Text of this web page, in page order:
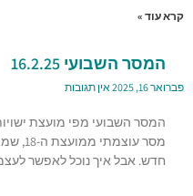
קרא עוד »
המסר השבועי 16.2.25
פברואר 16, 2025 אין תגובות
המסר השבועי מפי מועצת
מסר
חדש. אבל איך נוכל לאפשר